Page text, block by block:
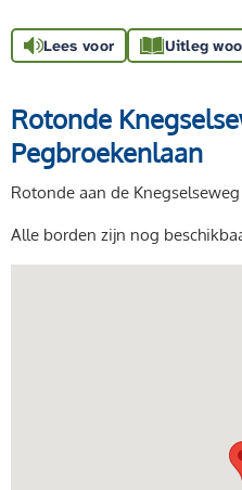
Lees voor Uitleg
Rotonde
Pegbroekenlaan
Rotonde aan de
Alle borden zijn nog